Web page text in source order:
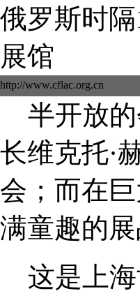
俄罗斯时
展馆
http://
半开放的
长维克托·
会；而在
满童趣的展
这是上海